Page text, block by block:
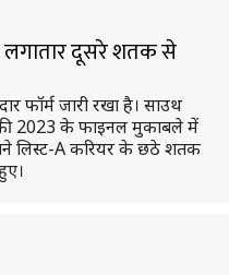
लगातार दूसरे शतक से
फॉर्म जारी रखा है। साउथ
2023 के फाइनल मुकाबले में
लिस्ट-A करियर के छठे शतक